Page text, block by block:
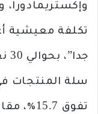
وإكستريمادورا،
تكلفة معيشية
سلة المنتجات
تفوق